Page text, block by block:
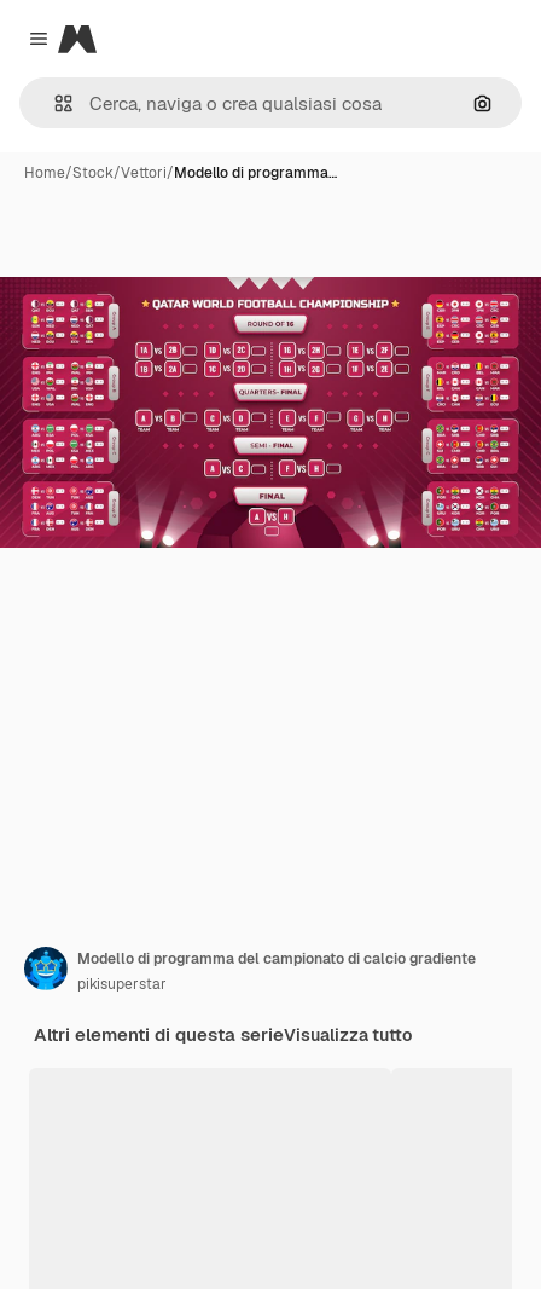
Close menu
Magnific
Cerca
Home/Stock/Vettori/Modello di programma…
Modello di programma del campionato di calcio gradiente
pikisuperstar
Altri elementi di questa serieVisualizza tutto